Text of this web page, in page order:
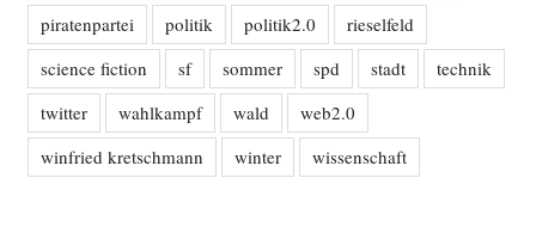
piratenpartei
politik politik2.0
rieselfeld
science fiction
sf sommer spd stadt
technik
twitter
wahlkampf wald
web2.0
winfried kretschmann
winter wissenschaft